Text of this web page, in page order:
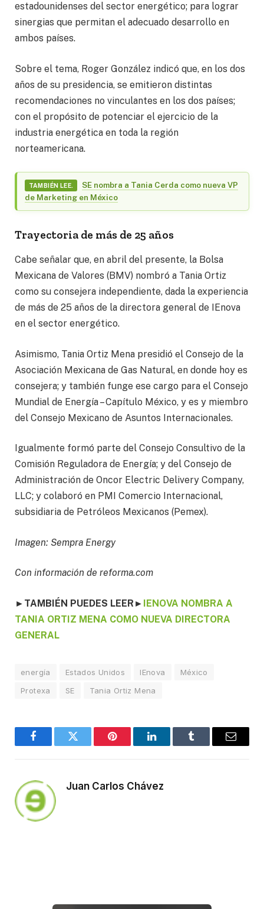
estadounidenses del sector energético; para lograr
sinergias que permitan el adecuado desarrollo en
ambos países.
Sobre el tema, Roger González indicó que, en los dos
años de su presidencia, se emitieron distintas
recomendaciones no vinculantes en los dos países;
con el propósito de potenciar el ejercicio de la
industria energética en toda la región
norteamericana.
TAMBIÉN LEE.
SE nombra a Tania Cerda como nueva VP
de Marketing en México
Trayectoria de más de 25 años
Cabe señalar que, en abril del presente, la Bolsa
Mexicana de Valores (BMV) nombró a Tania Ortiz
como su consejera independiente, dada la experiencia
de más de 25 años de la directora general de IEnova
en el sector energético.
Asimismo, Tania Ortiz Mena presidió el Consejo de la
Asociación Mexicana de Gas Natural, en donde hoy es
consejera; y también funge ese cargo para el Consejo
Mundial de Energía – Capítulo México, y es y miembro
del Consejo Mexicano de Asuntos Internacionales.
Igualmente formó parte del Consejo Consultivo de la
Comisión Reguladora de Energía; y del Consejo de
Administración de Oncor Electric Delivery Company,
LLC; y colaboró en PMI Comercio Internacional,
subsidiaria de Petróleos Mexicanos (Pemex).
Imagen: Sempra Energy
Con información de reforma.com
►TAMBIÉN PUEDES LEER► IENOVA NOMBRA A
TANIA ORTIZ MENA COMO NUEVA DIRECTORA
GENERAL
energía Estados Unidos IEnova
México
Protexa
SE Tania Ortiz Mena
FacebookTwitter Pinterest LinkedInTumblr Email
Juan Carlos Chávez